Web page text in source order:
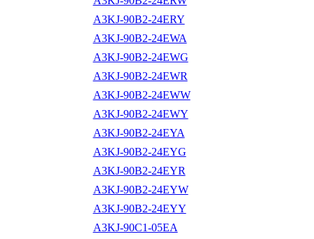
A3KJ-90B2-24ERY
A3KJ-90B2-24EWA
A3KJ-90B2-24EWG
A3KJ-90B2-24EWR
A3KJ-90B2-24EWW
A3KJ-90B2-24EWY
A3KJ-90B2-24EYA
A3KJ-90B2-24EYG
A3KJ-90B2-24EYR
A3KJ-90B2-24EYW
A3KJ-90B2-24EYY
A3KJ-90C1-05EA